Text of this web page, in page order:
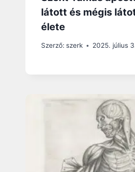
látott és mégis
élete
Szerző: szerk 2025. július